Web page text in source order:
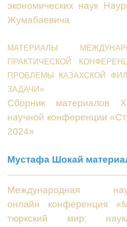
экономических наук
Жумабаевича
МАТЕРИАЛЫ
ПРАКТИЧЕСКОЙ
ПРОБЛЕМЫ КАЗАХСКОЙ
ЗАДАЧИ»
Сборник материалов
научной конференции
2024»
Мустафа Шокай
Международная
онлайн конференция
тюркский мир: